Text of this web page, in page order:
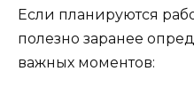
Если планируются
полезно заранее
важных моментов: